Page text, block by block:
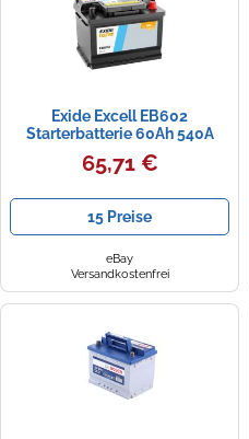
Exide Excell EB602
Starterbatterie 60Ah 540A
65,71 €
15 Preise
eBay
Versandkostenfrei